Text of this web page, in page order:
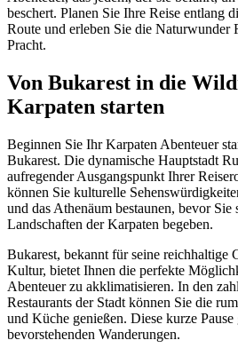
beschert. Planen Sie Ihre Reise entlang
Route und erleben Sie die Naturwunder
Pracht.
Von Bukarest in die
Karpaten starten
Beginnen Sie Ihr Karpaten Abenteuer
Bukarest. Die dynamische Hauptstadt
aufregender Ausgangspunkt Ihrer
können Sie kulturelle
und das Athenäum bestaunen, bevor Sie
Landschaften der Karpaten begeben.
Bukarest, bekannt für seine reichhaltige
Kultur, bietet Ihnen die perfekte
Abenteuer zu akklimatisieren. In den
Restaurants der Stadt können Sie die
und Küche genießen. Diese kurze
bevorstehenden Wanderungen.